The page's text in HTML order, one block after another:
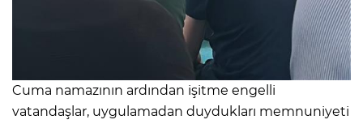
Cuma namazının ardından işitme engelli
vatandaşlar, uygulamadan duydukları memnuniyeti